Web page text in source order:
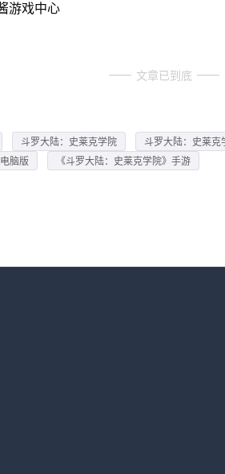
游戏中心
文章已到底
斗罗大陆：史莱克学院 斗罗大陆：史莱克
脑版
《斗罗大陆：史莱克学院》手游